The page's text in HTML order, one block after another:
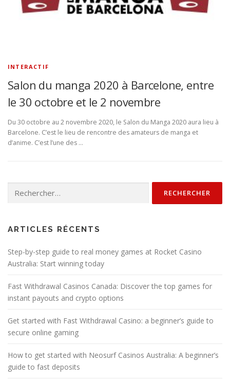
INTERACTIF
Salon du manga 2020 à Barcelone, entre
le 30 octobre et le 2 novembre
Du 30 octobre au 2 novembre 2020, le Salon du Manga 2020 aura lieu à
Barcelone. C’est le lieu de rencontre des amateurs de manga et
d’anime. C’est l’une des …
ARTICLES RÉCENTS
Step-by-step guide to real money games at Rocket Casino
Australia: Start winning today
Fast Withdrawal Casinos Canada: Discover the top games for
instant payouts and crypto options
Get started with Fast Withdrawal Casino: a beginner’s guide to
secure online gaming
How to get started with Neosurf Casinos Australia: A beginner’s
guide to fast deposits